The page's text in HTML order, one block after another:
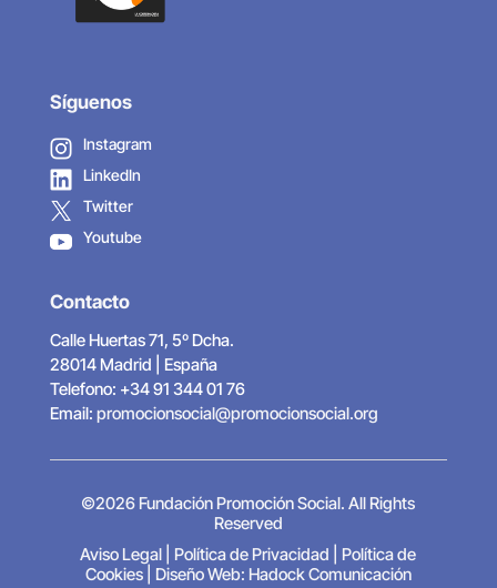
Síguenos
Instagram
LinkedIn
Twitter
Youtube
Contacto
Calle Huertas 71, 5º Dcha.
28014 Madrid | España
Telefono: +34 91 344 01 76
Email: promocionsocial@promocionsocial.org
©2026 Fundación Promoción Social. All Rights
Reserved
Aviso Legal
Política de Privacidad
Política de
Cookies| Diseño Web: Hadock Comunicación